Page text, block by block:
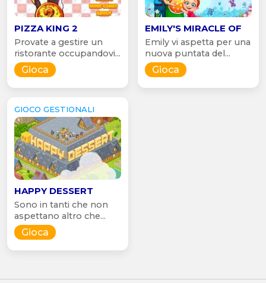
PIZZA KING 2
Provate a gestire un
ristorante occupandovi...
Gioca
EMILY'S MIRACLE OF
Emily vi aspetta per una
nuova puntata del...
Gioca
GIOCO GESTIONALI
HAPPY DESSERT
Sono in tanti che non
aspettano altro che...
Gioca